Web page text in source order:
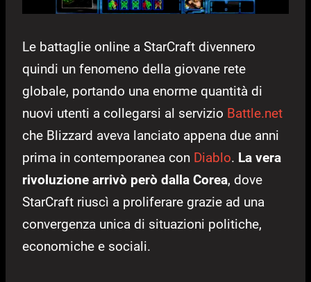
Le battaglie online a StarCraft divennero
quindi un fenomeno della giovane rete
globale, portando una enorme quantità di
nuovi utenti a collegarsi al servizio Battle.net
che Blizzard aveva lanciato appena due anni
prima in contemporanea con Diablo. La vera
rivoluzione arrivò però dalla Corea, dove
StarCraft riuscì a proliferare grazie ad una
convergenza unica di situazioni politiche,
economiche e sociali.